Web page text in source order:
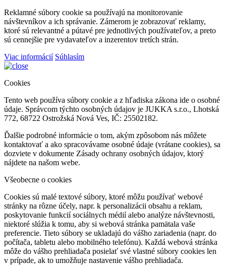
Reklamné súbory cookie sa používajú na monitorovanie
návštevníkov a ich správanie. Zámerom je zobrazovať reklamy,
ktoré sú relevantné a pútavé pre jednotlivých používateľov, a preto
sú cennejšie pre vydavateľov a inzerentov tretích strán.
Viac informácií Súhlasím
Cookies
Tento web používa súbory cookie a z hľadiska zákona ide o osobné
údaje. Správcom týchto osobných údajov je JUKKA s.r.o., Lhotská
772, 68722 Ostrožská Nová Ves, IČ: 25502182.
Ďalšie podrobné informácie o tom, akým zpôsobom nás môžete
kontaktovať a ako spracovávame osobné údaje (vrátane cookies), sa
dozviete v dokumente Zásady ochrany osobných údajov, ktorý
nájdete na našom webe.
Všeobecne o cookies
Cookies sú malé textové súbory, ktoré môžu používať webové
stránky na rôzne účely, napr. k personalizácii obsahu a reklam,
poskytovanie funkcií sociálnych médií alebo analýze návštevnosti,
niektoré slúžia k tomu, aby si webová stránka pamätala vaše
preferencie. Tieto súbory se ukladajú do vášho zariadenia (napr. do
počítača, tabletu alebo mobilného telefónu). Každá webová stránka
môže do vášho prehliadača posielať své vlastné súbory cookies len
v prípade, ak to umožňuje nastavenie vášho prehliadača.